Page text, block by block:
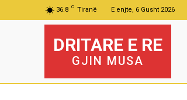
36.8 C Tiranë E enjte, 6 Gusht 2026
DRITARE E RE
GJIN MUSA